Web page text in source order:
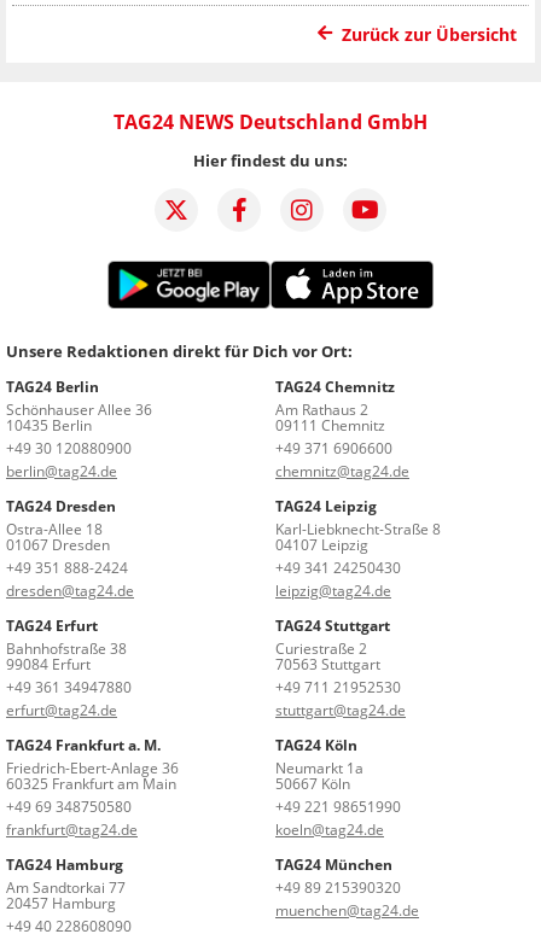
Zurück zur Übersicht
TAG24 NEWS Deutschland GmbH
Hier findest du uns:
Unsere Redaktionen direkt für Dich vor Ort:
TAG24 Berlin
Schönhauser Allee 36
10435 Berlin
+49 30 120880900
berlin@tag24.de
TAG24 Chemnitz
Am Rathaus 2
09111 Chemnitz
+49 371 6906600
chemnitz@tag24.de
TAG24 Dresden
Ostra-Allee 18
01067 Dresden
+49 351 888-2424
dresden@tag24.de
TAG24 Leipzig
Karl-Liebknecht-Straße 8
04107 Leipzig
+49 341 24250430
leipzig@tag24.de
TAG24 Erfurt
Bahnhofstraße 38
99084 Erfurt
+49 361 34947880
erfurt@tag24.de
TAG24 Stuttgart
Curiestraße 2
70563 Stuttgart
+49 711 21952530
stuttgart@tag24.de
TAG24 Frankfurt a. M.
Friedrich-Ebert-Anlage 36
60325 Frankfurt am Main
+49 69 348750580
frankfurt@tag24.de
TAG24 Köln
Neumarkt 1a
50667 Köln
+49 221 98651990
koeln@tag24.de
TAG24 Hamburg
Am Sandtorkai 77
20457 Hamburg
+49 40 228608090
TAG24 München
+49 89 215390320
muenchen@tag24.de